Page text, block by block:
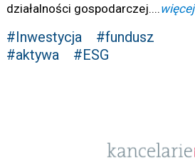
działalności gospodarczej.... więcej
#Inwestycja
#fundusz
#aktywa
#ESG